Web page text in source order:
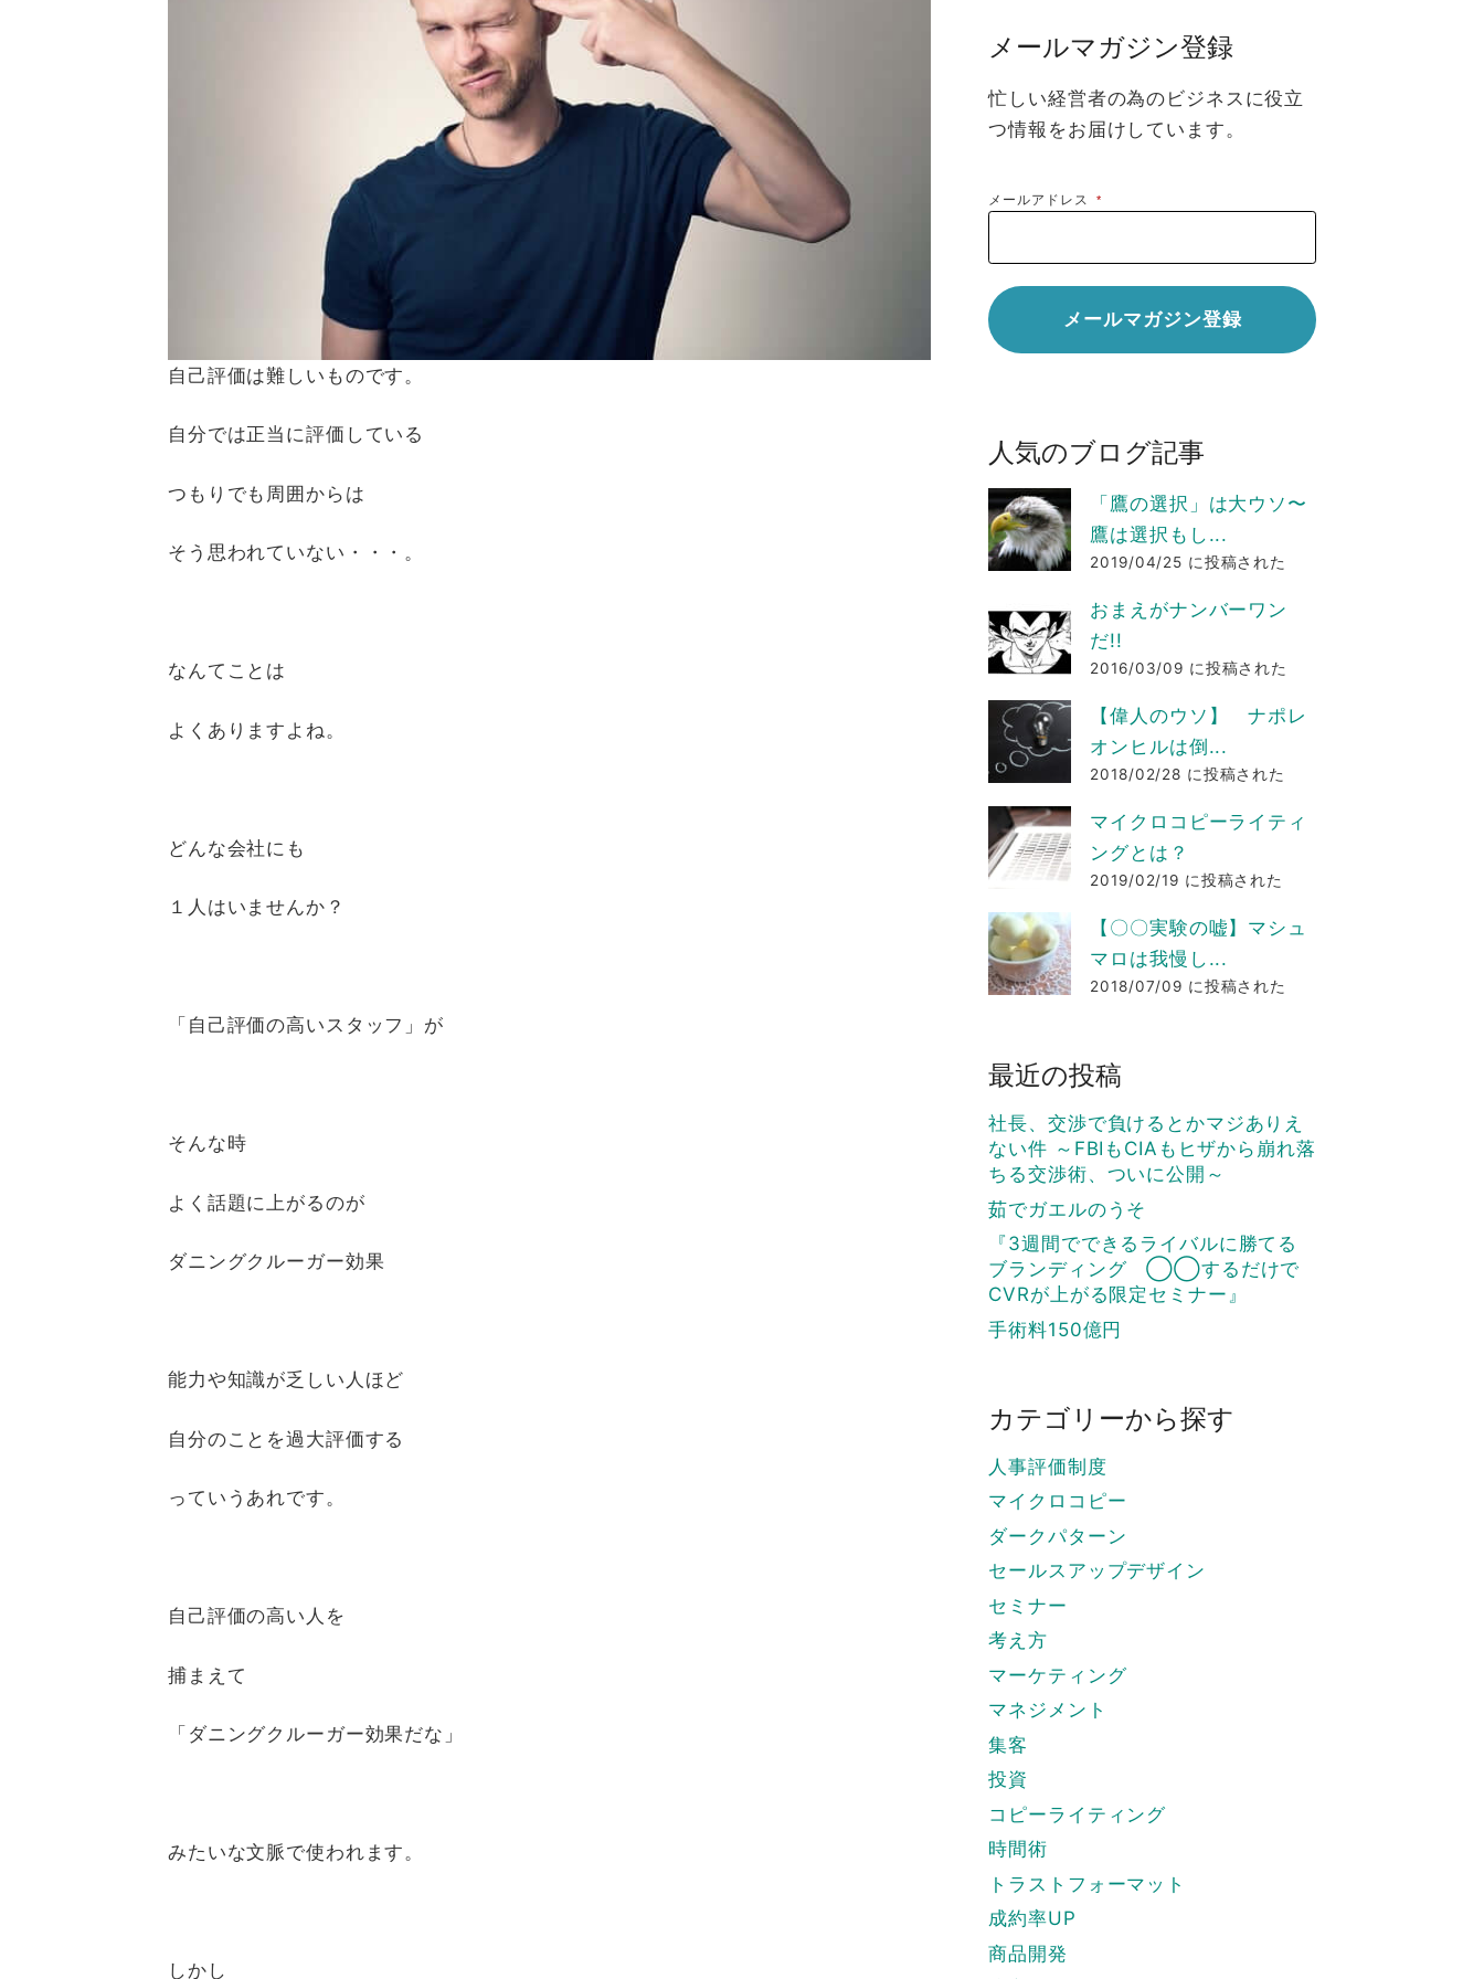
自己評価は難しいものです。
自分では正当に評価している
つもりでも周囲からは
そう思われていない・・・。
なんてことは
よくありますよね。
どんな会社にも
１人はいませんか？
「自己評価の高いスタッフ」が
そんな時
よく話題に上がるのが
ダニングクルーガー効果
能力や知識が乏しい人ほど
自分のことを過大評価する
っていうあれです。
自己評価の高い人を
捕まえて
「ダニングクルーガー効果だな」
みたいな文脈で使われます。
しかし
メールマガジン登録
忙しい経営者の為のビジネスに役立
つ情報をお届けしています。
メールアドレス*
人気のブログ記事
「鷹の選択」は大ウソ〜
鷹は選択もし...
2019/04/25 に投稿された
おまえがナンバーワン
だ!!
2016/03/09 に投稿された
【偉人のウソ】 ナポレ
オンヒルは倒...
2018/02/28 に投稿された
マイクロコピーライティ
ングとは？
2019/02/19 に投稿された
【〇〇実験の嘘】マシュ
マロは我慢し...
2018/07/09 に投稿された
最近の投稿
社長、交渉で負けるとかマジありえ
ない件 ～FBIもCIAもヒザから崩れ落
ちる交渉術、ついに公開～
茹でガエルのうそ
『3週間でできるライバルに勝てる
ブランディング ◯◯するだけで
CVRが上がる限定セミナー』
手術料150億円
カテゴリーから探す
人事評価制度
マイクロコピー
ダークパターン
セールスアップデザイン
セミナー
考え方
マーケティング
マネジメント
集客
投資
コピーライティング
時間術
トラストフォーマット
成約率UP
商品開発